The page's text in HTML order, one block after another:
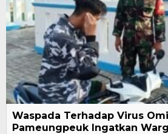
Waspada Terhadap Virus
Pameungpeuk Ingatkan